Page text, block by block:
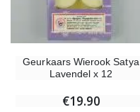
Geurkaars Wierook Satya
Lavendel x 12
€19.90